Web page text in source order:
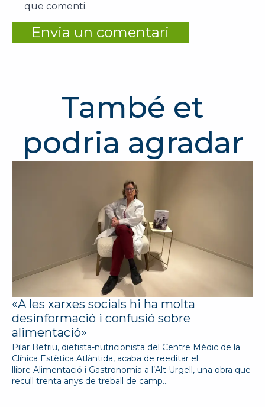
que comenti.
També et
podria agradar
«A les xarxes socials hi ha molta
desinformació i confusió sobre
alimentació»
Pilar Betriu, dietista-nutricionista del Centre Mèdic de la
Clínica Estètica Atlàntida, acaba de reeditar el
llibre Alimentació i Gastronomia a l’Alt Urgell, una obra que
recull trenta anys de treball de camp…